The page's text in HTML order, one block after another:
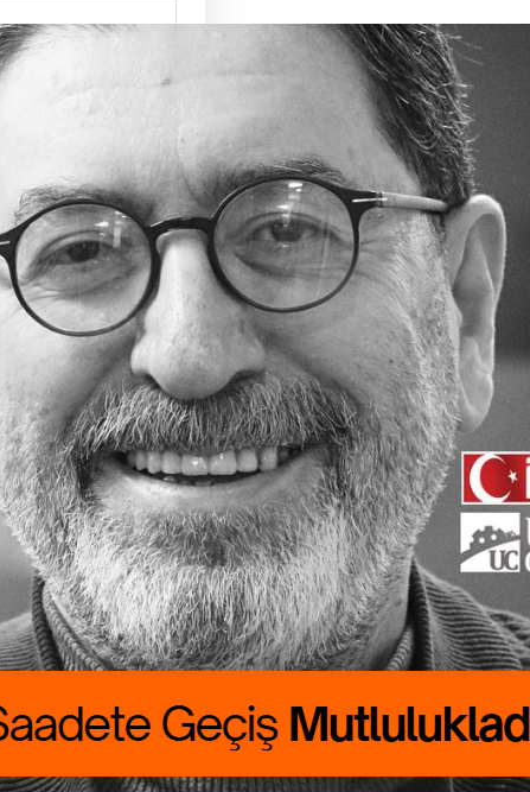
Geçiş
CANBOLAT
boyumuzu
Günlük
çıkarmak